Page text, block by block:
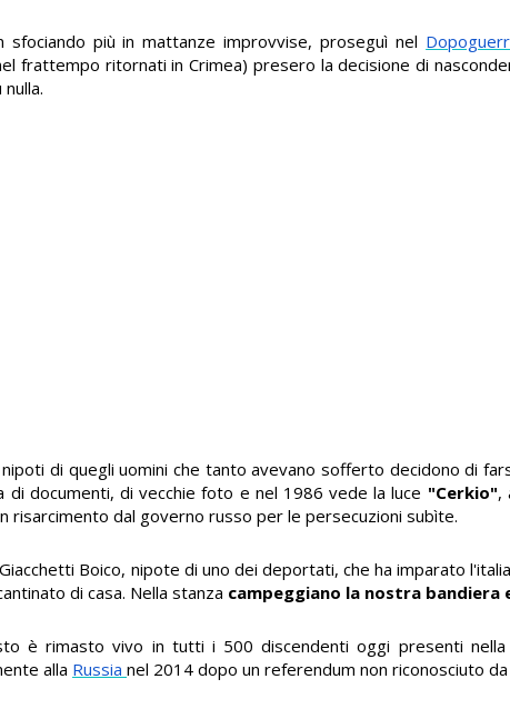
sfociando più in mattanze improvvise, proseguì nel
frattempo ritornati in Crimea) presero la decisione di
di quegli uomini che tanto avevano sofferto decidono di
documenti, di vecchie foto e nel 1986 vede la luce "Cerkio",
risarcimento dal governo russo per le persecuzioni subìte.
Boico, nipote di uno dei deportati, che ha imparato
di casa. Nella stanza campeggiano la nostra bandiera
è rimasto vivo in tutti i 500 discendenti oggi presenti nella
alla Russia nel 2014 dopo un referendum non riconosciuto